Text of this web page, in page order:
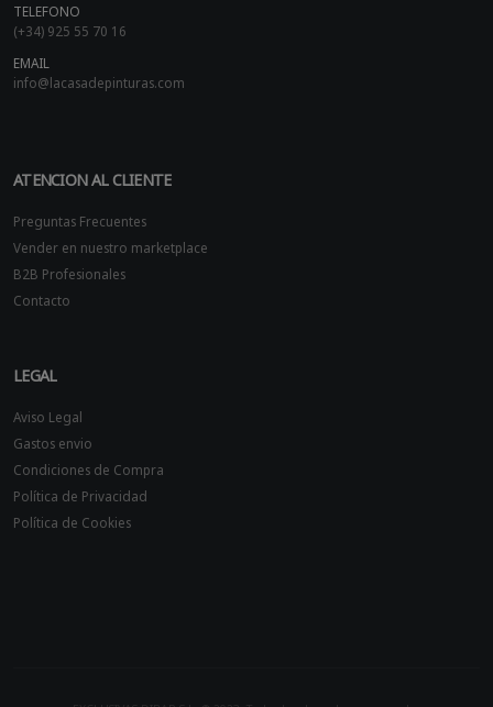
TELEFONO
(+34) 925 55 70 16
EMAIL
info@lacasadepinturas.com
ATENCION AL CLIENTE
Preguntas Frecuentes
Vender en nuestro marketplace
B2B Profesionales
Contacto
LEGAL
Aviso Legal
Gastos envio
Condiciones de Compra
Política de Privacidad
Política de Cookies